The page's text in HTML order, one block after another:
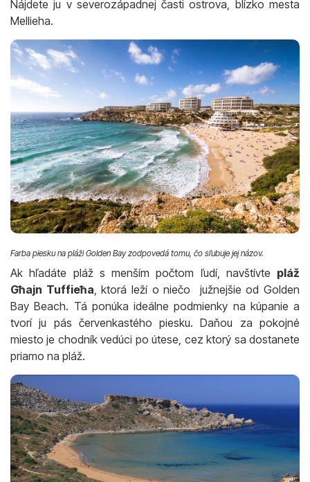
Nájdete ju v severozápadnej časti ostrova, blízko mesta
Mellieha.
Farba piesku na pláži Golden Bay zodpovedá tomu, čo sľubuje jej názov.
Ak hľadáte pláž s menším počtom ľudí, navštívte pláž
Għajn Tuffieħa , ktorá leží o niečo južnejšie od Golden
Bay Beach. Tá ponúka ideálne podmienky na kúpanie a
tvorí ju pás červenkastého piesku. Daňou za pokojné
miesto je chodník vedúci po útese, cez ktorý sa dostanete
priamo na pláž.